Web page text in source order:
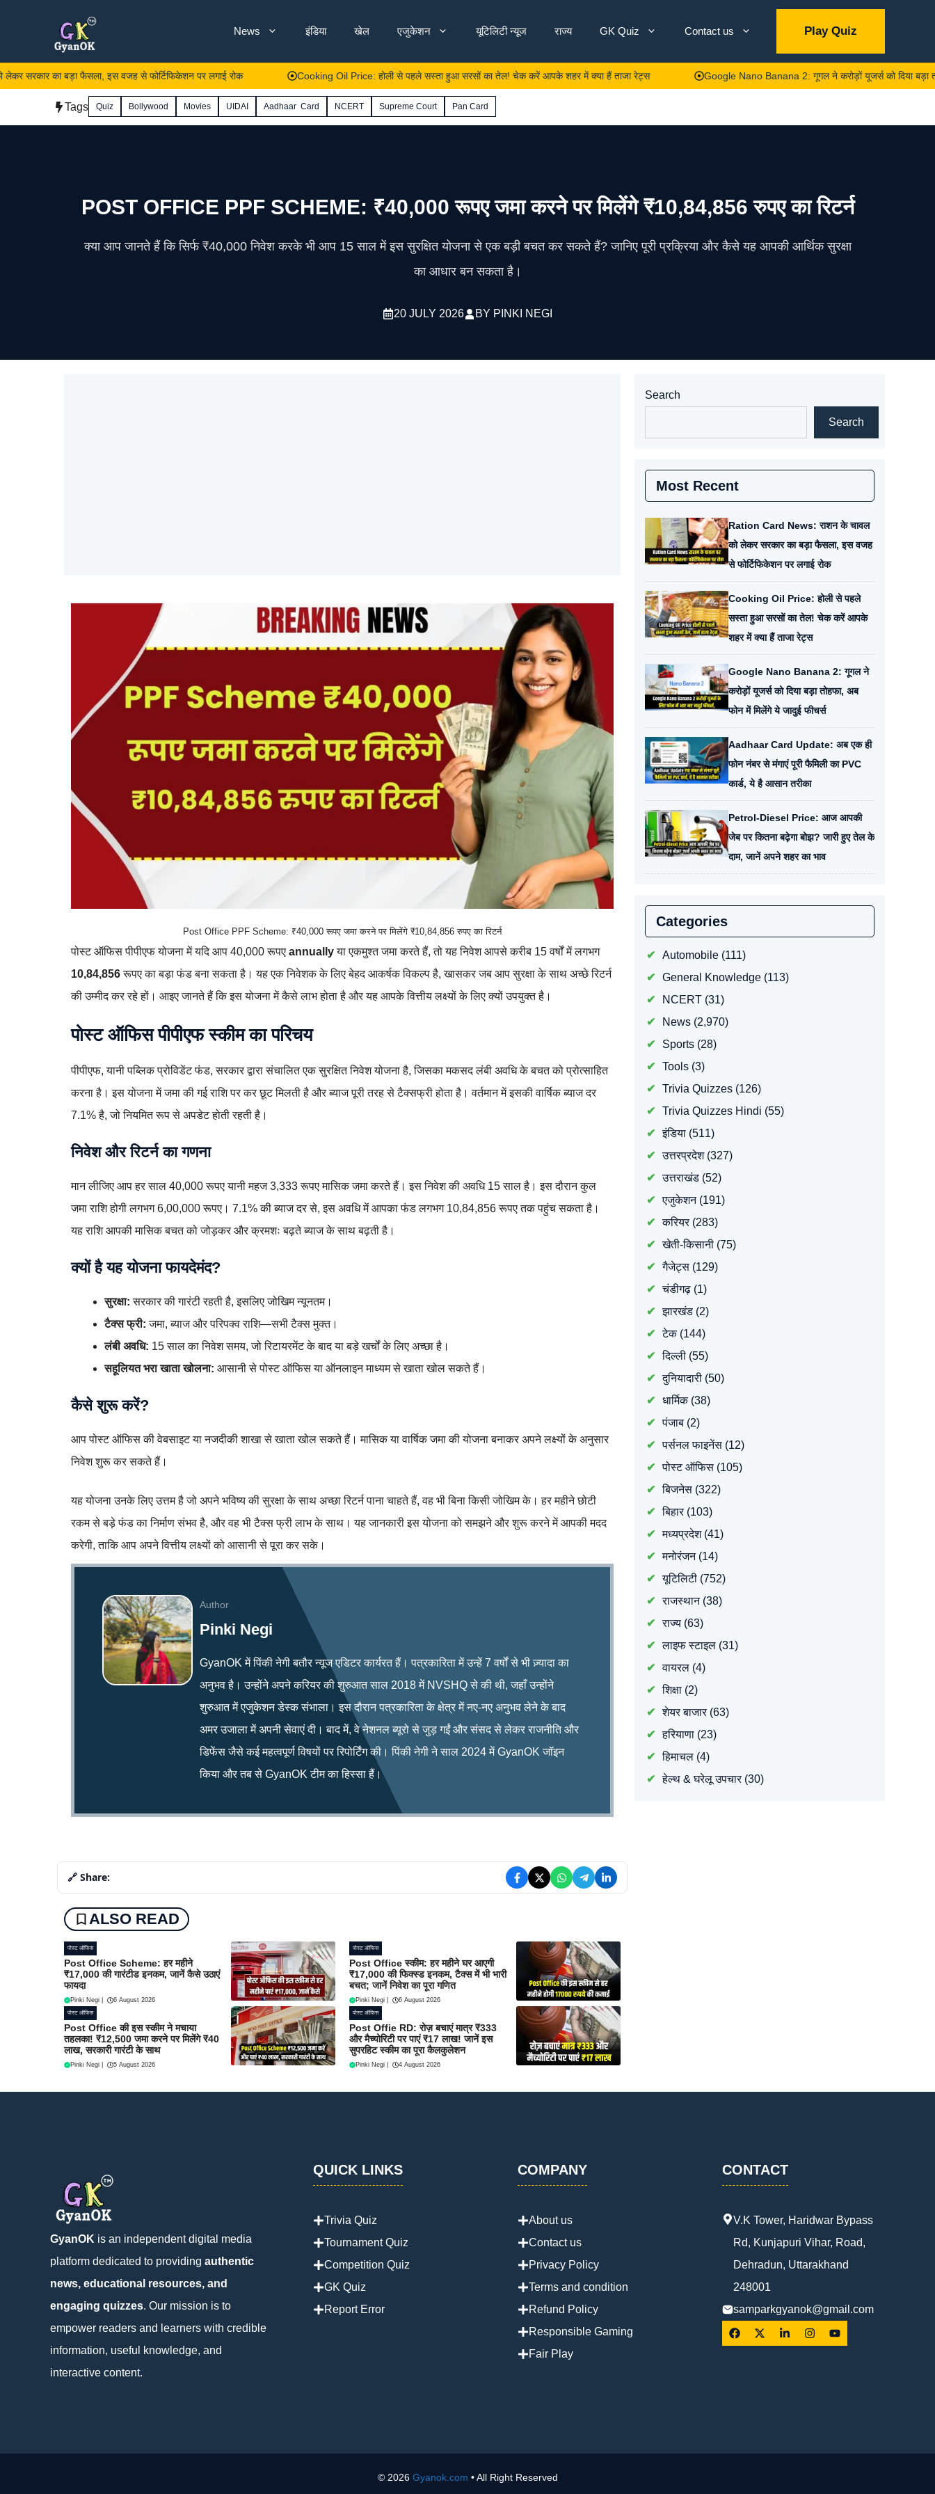
News इंडिया खेल एजुकेशन यूटिलिटी न्यूज राज्य GK Quiz Contact us Play Quiz
का बड़ा फैसला, इस वजह से फोर्टिफिकेशन पर लगाई रोक Cooking Oil Price: होली से पहले सस्ता हुआ सरसों का तेल! चेक करें आपके शहर में क्या हैं ताजा रेट्स Google Nano Banana 2: गूगल ने करोड़ों यूजर्स को दिया बड़ा तोहफा,
Tags Quiz Bollywood Movies UIDAI Aadhaar Card NCERT Supreme Court Pan Card
POST OFFICE PPF SCHEME: ₹40,000 रूपए जमा करने पर मिलेंगे ₹10,84,856 रुपए का रिटर्न
क्या आप जानते हैं कि सिर्फ ₹40,000 निवेश करके भी आप 15 साल में इस सुरक्षित योजना से एक बड़ी बचत कर सकते हैं? जानिए पूरी प्रक्रिया और कैसे यह आपकी आर्थिक सुरक्षा
का आधार बन सकता है।
20 JULY 2026 BY PINKI NEGI
Post Office PPF Scheme: ₹40,000 रूपए जमा करने पर मिलेंगे ₹10,84,856 रुपए का रिटर्न
पोस्ट ऑफिस पीपीएफ योजना में यदि आप 40,000 रूपए annuallyया एकमुश्त जमा करते हैं, तो यह निवेश आपसे करीब 15 वर्षों में लगभग
10,84,856रूपए का बड़ा फंड बना सकता है। यह एक निवेशक के लिए बेहद आकर्षक विकल्प है, खासकर जब आप सुरक्षा के साथ अच्छे रिटर्न
की उम्मीद कर रहे हों। आइए जानते हैं कि इस योजना में कैसे लाभ होता है और यह आपके वित्तीय लक्ष्यों के लिए क्यों उपयुक्त है।
पोस्ट ऑफिस पीपीएफ स्कीम का परिचय
पीपीएफ, यानी पब्लिक प्रोविडेंट फंड, सरकार द्वारा संचालित एक सुरक्षित निवेश योजना है, जिसका मकसद लंबी अवधि के बचत को प्रोत्साहित
करना है। इस योजना में जमा की गई राशि पर कर छूट मिलती है और ब्याज पूरी तरह से टैक्सफ्री होता है। वर्तमान में इसकी वार्षिक ब्याज दर
7.1% है, जो नियमित रूप से अपडेट होती रहती है।
निवेश और रिटर्न का गणना
मान लीजिए आप हर साल 40,000 रूपए यानी महज 3,333 रूपए मासिक जमा करते हैं। इस निवेश की अवधि 15 साल है। इस दौरान कुल
जमा राशि होगी लगभग 6,00,000 रूपए। 7.1% की ब्याज दर से, इस अवधि में आपका फंड लगभग 10,84,856 रूपए तक पहुंच सकता है।
यह राशि आपकी मासिक बचत को जोड़कर और क्रमशः बढ़ते ब्याज के साथ बढ़ती है।
क्यों है यह योजना फायदेमंद?
सुरक्षा: सरकार की गारंटी रहती है, इसलिए जोखिम न्यूनतम।
टैक्स फ्री: जमा, ब्याज और परिपक्व राशि—सभी टैक्स मुक्त।
लंबी अवधि: 15 साल का निवेश समय, जो रिटायरमेंट के बाद या बड़े खर्चों के लिए अच्छा है।
सहूलियत भरा खाता खोलना: आसानी से पोस्ट ऑफिस या ऑनलाइन माध्यम से खाता खोल सकते हैं।
कैसे शुरू करें?
आप पोस्ट ऑफिस की वेबसाइट या नजदीकी शाखा से खाता खोल सकते हैं। मासिक या वार्षिक जमा की योजना बनाकर अपने लक्ष्यों के अनुसार
निवेश शुरू कर सकते हैं।
यह योजना उनके लिए उत्तम है जो अपने भविष्य की सुरक्षा के साथ अच्छा रिटर्न पाना चाहते हैं, वह भी बिना किसी जोखिम के। हर महीने छोटी
रकम से बड़े फंड का निर्माण संभव है, और वह भी टैक्स फ्री लाभ के साथ। यह जानकारी इस योजना को समझने और शुरू करने में आपकी मदद
करेगी, ताकि आप अपने वित्तीय लक्ष्यों को आसानी से पूरा कर सके।
Author
Pinki Negi
GyanOK में पिंकी नेगी बतौर न्यूज एडिटर कार्यरत हैं। पत्रकारिता में उन्हें 7 वर्षों से भी ज़्यादा का
अनुभव है। उन्होंने अपने करियर की शुरुआत साल 2018 में NVSHQ से की थी, जहाँ उन्होंने
शुरुआत में एजुकेशन डेस्क संभाला। इस दौरान पत्रकारिता के क्षेत्र में नए-नए अनुभव लेने के बाद
अमर उजाला में अपनी सेवाएं दी। बाद में, वे नेशनल ब्यूरो से जुड़ गईं और संसद से लेकर राजनीति और
डिफेंस जैसे कई महत्वपूर्ण विषयों पर रिपोर्टिंग की। पिंकी नेगी ने साल 2024 में GyanOK जॉइन
किया और तब से GyanOK टीम का हिस्सा हैं।
🔗 Share:
ALSO READ
पोस्ट ऑफिस
Post Office Scheme: हर महीने
₹17,000 की गारंटीड इनकम, जानें कैसे उठाएं
फायदा
Pinki Negi 6 August 2026
पोस्ट ऑफिस
Post Office स्कीम: हर महीने घर आएगी
₹17,000 की फिक्स्ड इनकम, टैक्स में भी भारी
बचत; जानें निवेश का पूरा गणित
Pinki Negi 6 August 2026
पोस्ट ऑफिस
Post Office की इस स्कीम ने मचाया
तहलका! ₹12,500 जमा करने पर मिलेंगे ₹40
लाख, सरकारी गारंटी के साथ
Pinki Negi 5 August 2026
पोस्ट ऑफिस
Post Offie RD: रोज़ बचाएं मात्र ₹333
और मैच्योरिटी पर पाएं ₹17 लाख! जानें इस
सुपरहिट स्कीम का पूरा कैलकुलेशन
Pinki Negi 4 August 2026
Search
Search
Most Recent
Ration Card News: राशन के चावल
को लेकर सरकार का बड़ा फैसला, इस वजह
से फोर्टिफिकेशन पर लगाई रोक
Cooking Oil Price: होली से पहले
सस्ता हुआ सरसों का तेल! चेक करें आपके
शहर में क्या हैं ताजा रेट्स
Google Nano Banana 2: गूगल ने
करोड़ों यूजर्स को दिया बड़ा तोहफा, अब
फोन में मिलेंगे ये जादुई फीचर्स
Aadhaar Card Update: अब एक ही
फोन नंबर से मंगाएं पूरी फैमिली का PVC
कार्ड, ये है आसान तरीका
Petrol-Diesel Price: आज आपकी
जेब पर कितना बढ़ेगा बोझ? जारी हुए तेल के
दाम, जानें अपने शहर का भाव
Categories
Automobile(111)
General Knowledge(113)
NCERT(31)
News(2,970)
Sports(28)
Tools(3)
Trivia Quizzes(126)
Trivia Quizzes Hindi (55)
इंडिया(511)
उत्तरप्रदेश(327)
उत्तराखंड(52)
एजुकेशन(191)
करियर(283)
खेती-किसानी(75)
गैजेट्स(129)
चंडीगढ़(1)
झारखंड(2)
टेक(144)
दिल्ली(55)
दुनियादारी(50)
धार्मिक(38)
पंजाब(2)
पर्सनल फाइनेंस(12)
पोस्ट ऑफिस(105)
बिजनेस(322)
बिहार(103)
मध्यप्रदेश(41)
मनोरंजन(14)
यूटिलिटी(752)
राजस्थान(38)
राज्य(63)
लाइफ स्टाइल(31)
वायरल(4)
शिक्षा(2)
शेयर बाजार(63)
हरियाणा(23)
हिमाचल(4)
हेल्थ & घरेलू उपचार(30)
GyanOK is an independent digital media
platform dedicated to providing authentic
news, educational resources, and
engaging quizzes. Our mission is to
empower readers and learners with credible
information, useful knowledge, and
interactive content.
QUICK LINKS
Trivia Quiz
Tournament Quiz
Competition Quiz
GK Quiz
Report Error
COMPANY
About us
Contact us
Privacy Policy
Terms and condition
Refund Policy
Responsible Gaming
Fair Play
CONTACT
V.K Tower, Haridwar Bypass
Rd, Kunjapuri Vihar, Road,
Dehradun, Uttarakhand
248001
samparkgyanok@gmail.com
© 2026 Gyanok.com • All Right Reserved